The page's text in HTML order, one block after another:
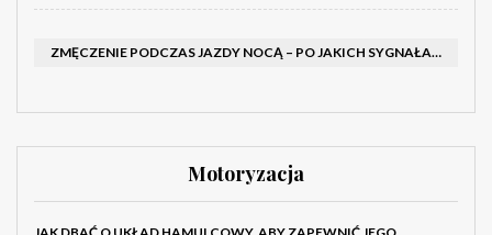
ZMĘCZENIE PODCZAS JAZDY NOCĄ – PO JAKICH SYGNAŁACH ROZPOZNAĆ SENNOŚĆ ZA KIEROWNICĄ I KIEDY ZROBIĆ PRZERWĘ
Motoryzacja